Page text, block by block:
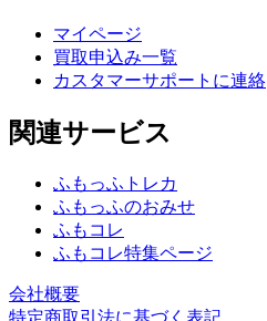
マイページ
買取申込み一覧
カスタマーサポートに連絡
関連サービス
ふもっふトレカ
ふもっふのおみせ
ふもコレ
ふもコレ特集ページ
会社概要
特定商取引法に基づく表記